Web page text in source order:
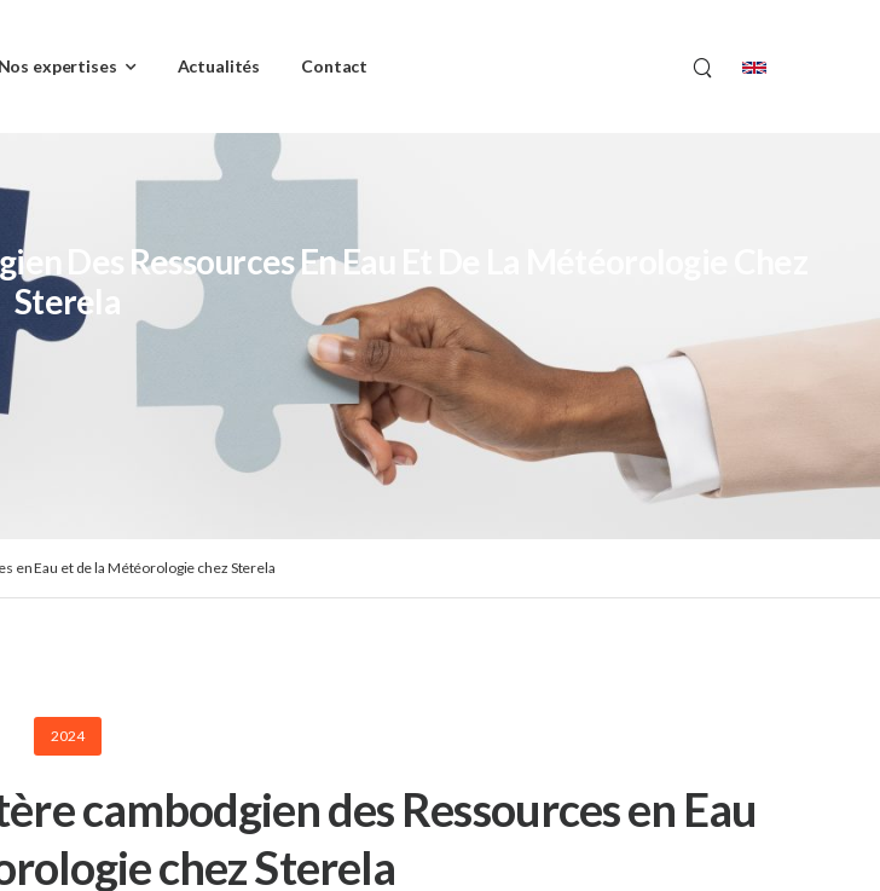
Nos expertises Actualités Contact
Des Ressources En Eau Et De La Météorologie Chez
Sterela
en Eau et de la Météorologie chez Sterela
2024
cambodgien des Ressources en Eau
chez Sterela